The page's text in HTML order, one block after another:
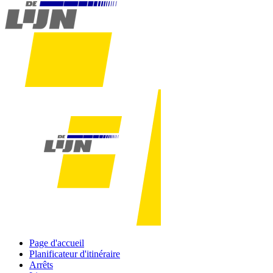
Page d'accueil
Planificateur d'itinéraire
Arrêts